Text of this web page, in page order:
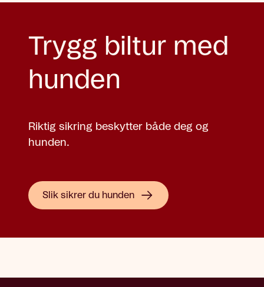
Trygg biltur med
hunden
Riktig sikring beskytter både deg og
hunden.
Slik sikrer du hunden